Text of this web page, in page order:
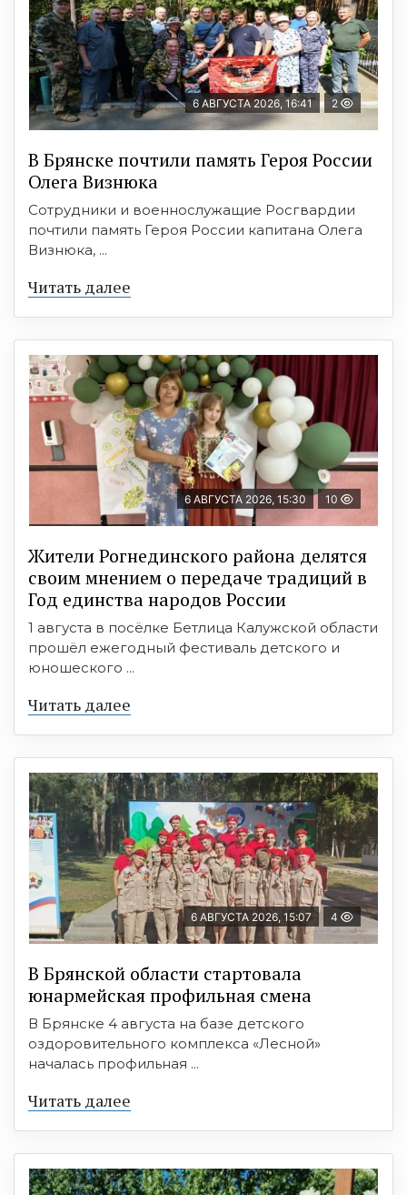
6 АВГУСТА 2026, 16:41 2
В Брянске почтили память Героя России
Олега Визнюка
Сотрудники и военнослужащие Росгвардии
почтили память Героя России капитана Олега
Визнюка, ...
Читать далее
6 АВГУСТА 2026, 15:30 10
Жители Рогнединского района делятся
своим мнением о передаче традиций в
Год единства народов России
1 августа в посёлке Бетлица Калужской области
прошёл ежегодный фестиваль детского и
юношеского ...
Читать далее
6 АВГУСТА 2026, 15:07 4
В Брянской области стартовала
юнармейская профильная смена
В Брянске 4 августа на базе детского
оздоровительного комплекса «Лесной»
началась профильная ...
Читать далее